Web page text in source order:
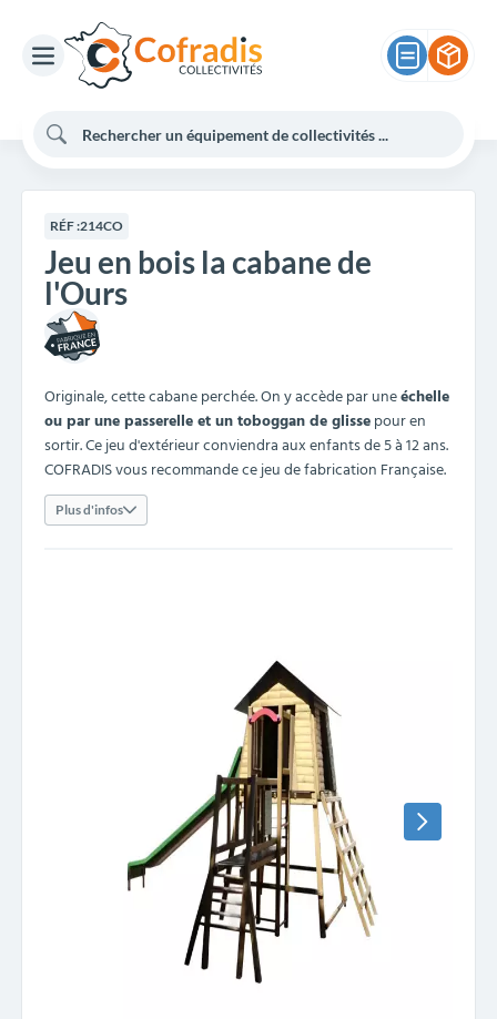
RÉF :214CO
Jeu en bois la cabane de
l'Ours
Originale, cette cabane perchée. On y accède par uneéchelle
ou par une passerelle et un toboggan de glissepour en
sortir. Ce jeu d'extérieur conviendra aux enfants de 5 à 12 ans.
COFRADIS vous recommande ce jeu de fabrication Française.
Plus d'infos